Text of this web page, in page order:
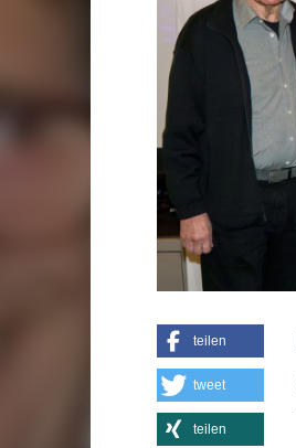
teilen
tweet
teilen